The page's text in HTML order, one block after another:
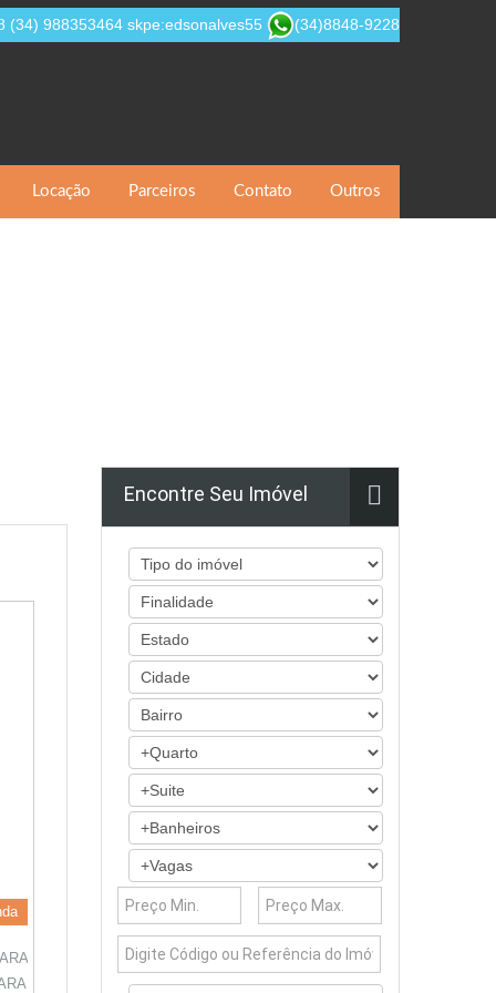
(34) 988353464 skpe:edsonalves55 (34)8848-9228
Locação Parceiros Contato Outros
Encontre Seu Imóvel